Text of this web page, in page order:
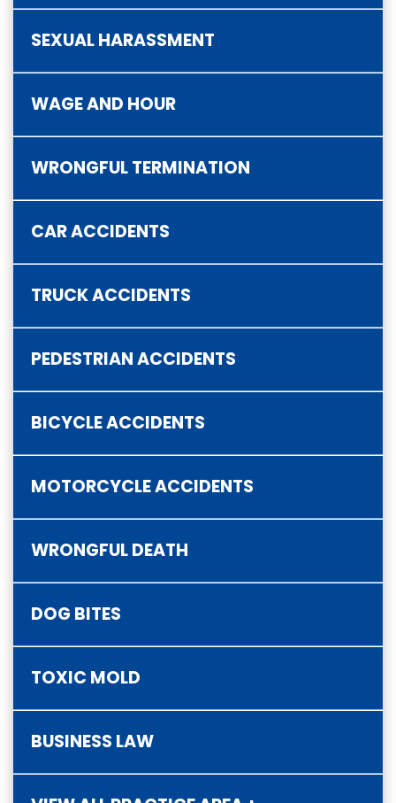
SEXUAL HARASSMENT
WAGE AND HOUR
WRONGFUL TERMINATION
CAR ACCIDENTS
TRUCK ACCIDENTS
PEDESTRIAN ACCIDENTS
BICYCLE ACCIDENTS
MOTORCYCLE ACCIDENTS
WRONGFUL DEATH
DOG BITES
TOXIC MOLD
BUSINESS LAW